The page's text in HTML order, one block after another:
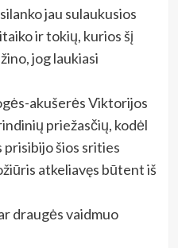
jau sulaukusios
ir tokių, kurios šį
jog laukiasi
akušerės Viktorijos
priežasčių, kodėl
šios srities
atkeliavęs būtent iš
draugės vaidmuo